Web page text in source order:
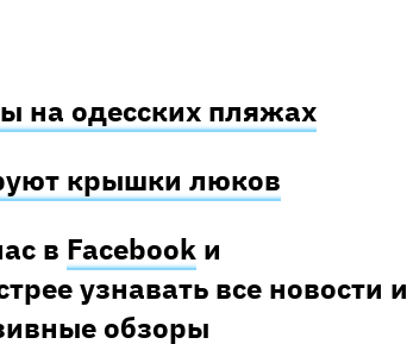
на одесских пляжах
крышки люков
в Facebook и
узнавать все новости и
обзоры